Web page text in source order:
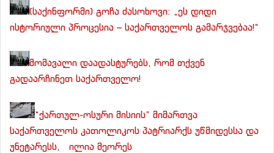
(საქინფორმი) გოჩა ძასოხოვი: „ეს დიდი
ისტორიული პროცესია – საქართველოს გამარჯვებაა!“
მომავალი დაადასტურებს, რომ თქვენ
გადაარჩინეთ საქართველო!
“ქართულ-ოსური მისიის” მიმართვა
საქართველოს კათოლიკოს პატრიარქს უწმიდესსა და
უნეტარესს, ილია მეორეს